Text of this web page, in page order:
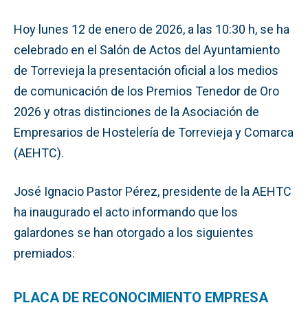
Hoy lunes 12 de enero de 2026, a las 10:30 h, se ha
celebrado en el Salón de Actos del Ayuntamiento
de Torrevieja la presentación oficial a los medios
de comunicación de los Premios Tenedor de Oro
2026 y otras distinciones de la Asociación de
Empresarios de Hostelería de Torrevieja y Comarca
(AEHTC).
José Ignacio Pastor Pérez, presidente de la AEHTC
ha inaugurado el acto informando que los
galardones se han otorgado a los siguientes
premiados:
PLACA DE RECONOCIMIENTO EMPRESA